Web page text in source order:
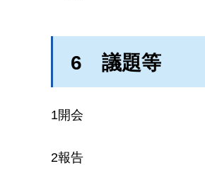
6 議題等
1開会
2報告